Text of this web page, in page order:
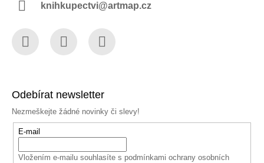
knihkupectvi@artmap.cz
Odebírat newsletter
Nezmeškejte žádné novinky či slevy!
E-mail
Vložením e-mailu souhlasíte s podmínkami ochrany osobních